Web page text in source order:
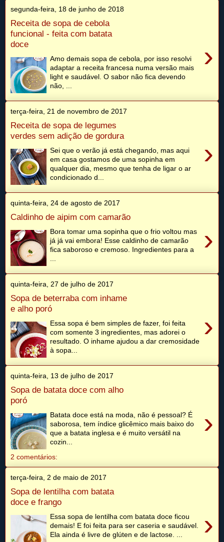
segunda-feira, 18 de junho de 2018
Receita de sopa de cebola
funcional - feita com batata
doce
›
Amo demais sopa de cebola, por isso resolvi
adaptar a receita francesa numa versão mais
light e saudável. O sabor não fica devendo
não, ...
terça-feira, 21 de novembro de 2017
Receita de sopa de legumes
verdes sem adição de gordura
›
Sei que o verão já está chegando, mas aqui
em casa gostamos de uma sopinha em
qualquer dia, mesmo que tenha de ligar o ar
condicionado d...
quinta-feira, 24 de agosto de 2017
Caldinho de aipim com camarão
›
Bora tomar uma sopinha que o frio voltou mas
já já vai embora! Esse caldinho de camarão
fica saboroso e cremoso. Ingredientes para a
quinta-feira, 27 de julho de 2017
Sopa de beterraba com inhame
e alho poró
›
Essa sopa é bem simples de fazer, foi feita
com somente 3 ingredientes, mas adorei o
resultado. O inhame ajudou a dar cremosidade
à sopa...
quinta-feira, 13 de julho de 2017
Sopa de batata doce com alho
poró
›
Batata doce está na moda, não é pessoal? É
saborosa, tem índice glicêmico mais baixo do
que a batata inglesa e é muito versátil na
cozin...
2 comentários:
terça-feira, 2 de maio de 2017
Sopa de lentilha com batata
doce e frango
›
Essa sopa de lentilha com batata doce ficou
demais! E foi feita para ser caseria e saudável.
Ela ainda é livre de glúten e de lactose. ...